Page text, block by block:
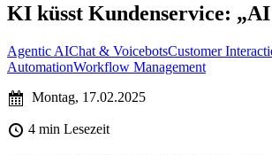
KI küsst Kundenservice:
Agentic AIChat & VoicebotsCustomer
AutomationWorkflow Management
Montag, 17.02.2025
4 min Lesezeit